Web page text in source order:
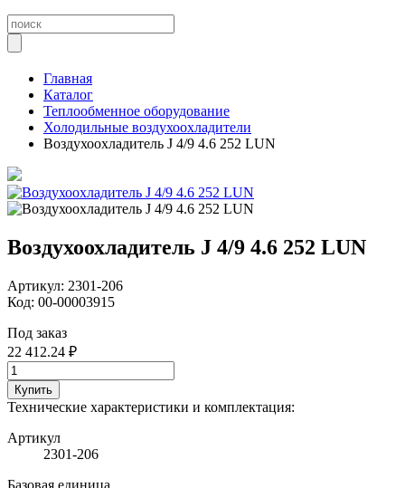
Главная
Каталог
Теплообменное оборудование
Холодильные воздухоохладители
Воздухоохладитель J 4/9 4.6 252 LUN
Воздухоохладитель J 4/9 4.6 252 LUN
Артикул: 2301-206
Код: 00-00003915
Под заказ
22 412.24 ₽
Купить
Технические характеристики и комплектация:
Артикул
2301-206
Базовая единица